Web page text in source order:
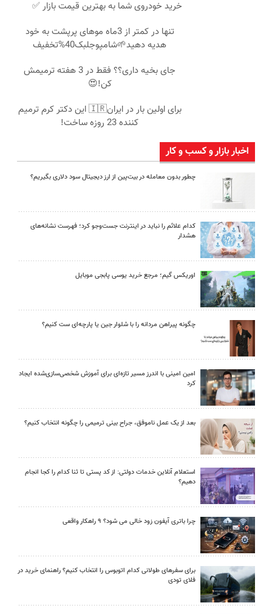
خرید خودروی شما به بهترین قیمت بازار ✅
تنها در کمتر از 3ماه موهای پرپشت به خود
هدیه دهید🌱شامپوجلبک40%تخفیف
جای بخیه داری؟؟ فقط در 3 هفته ترمیمش
کن!😍
برای اولین بار در ایران🇮🇷 این دکتر کرم ترمیم
کننده 23 روزه ساخت!
اخبار بازار و کسب و کار
چطور بدون معامله در بیت‌پین از ارز دیجیتال سود دلاری بگیریم؟
کدام علائم را نباید در اینترنت جست‌وجو کرد؛ فهرست نشانه‌های
هشدار
اوریکس گیم؛ مرجع خرید یوسی پابجی موبایل
چگونه پیراهن مردانه را با شلوار جین یا پارچه‌ای ست کنیم؟
امین امینی با اندرز مسیر تازه‌ای برای آموزش شخصی‌سازی‌شده ایجاد
کرد
بعد از یک عمل ناموفق، جراح بینی ترمیمی را چگونه انتخاب کنیم؟
استعلام آنلاین خدمات دولتی: از کد پستی تا ثنا کدام را کجا انجام
دهیم؟
چرا باتری آیفون زود خالی می شود؟ ۹ راهکار واقعی
برای سفرهای طولانی کدام اتوبوس را انتخاب کنیم؟ راهنمای خرید در
فلای تودی